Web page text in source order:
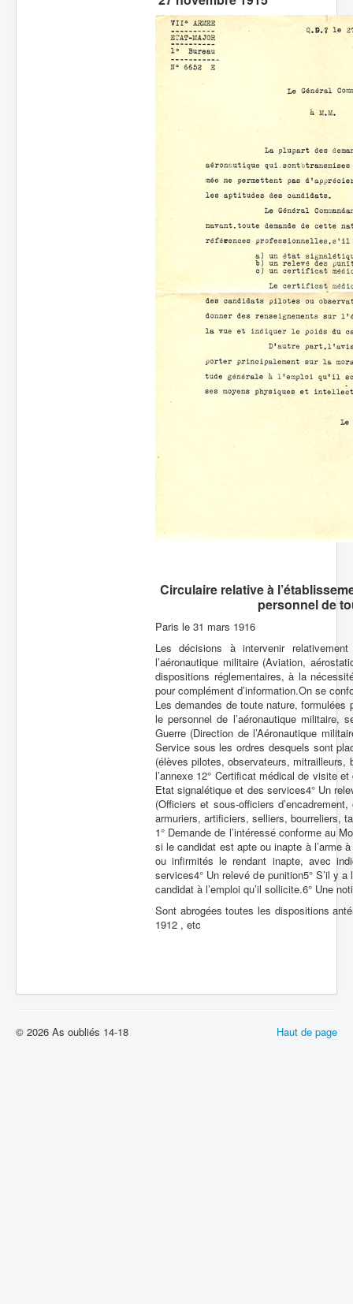
Circulaire relative à
personnel de
Paris le 31 mars 1916
Les décisions à intervenir
l’aéronautique militaire (Aviation,
dispositions réglementaires, à la
pour complément d’information.On se
Les demandes de toute nature,
le personnel de l’aéronautique militaire,
Guerre (Direction de l’Aéronautique
Service sous les ordres desquels sont
(élèves pilotes, observateurs, mitrailleurs,
l’annexe 12° Certificat médical de visite
Etat signalétique et des services4° Un
(Officiers et sous-officiers
armuriers, artificiers, selliers, bourreliers,
1° Demande de l’intéressé conforme au
si le candidat est apte ou inapte à l’arme
ou infirmités le rendant inapte, avec
services4° Un relevé de punition5° S’il y
candidat à l’emploi qu’il sollicite.6° Une
Sont abrogées toutes les dispositions
1912 , etc
Haut de page
© 2026 As oubliés 14-18